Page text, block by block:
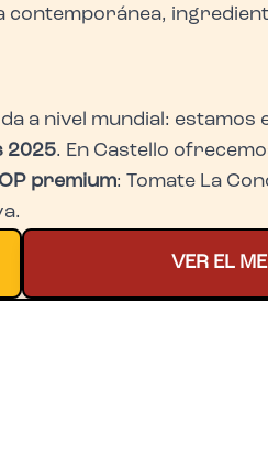
contemporánea,
a nivel mundial: estamos
2025. En Castello
premium: Tomate La
VER EL